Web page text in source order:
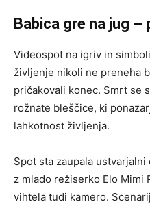
Babica gre na jug
Videospot na igriv in
življenje nikoli ne preneha
pričakovali konec. Smrt se
rožnate bleščice, ki
lahkotnost življenja.
Spot sta zaupala
z mlado režiserko Elo Mimi
vihtela tudi kamero.